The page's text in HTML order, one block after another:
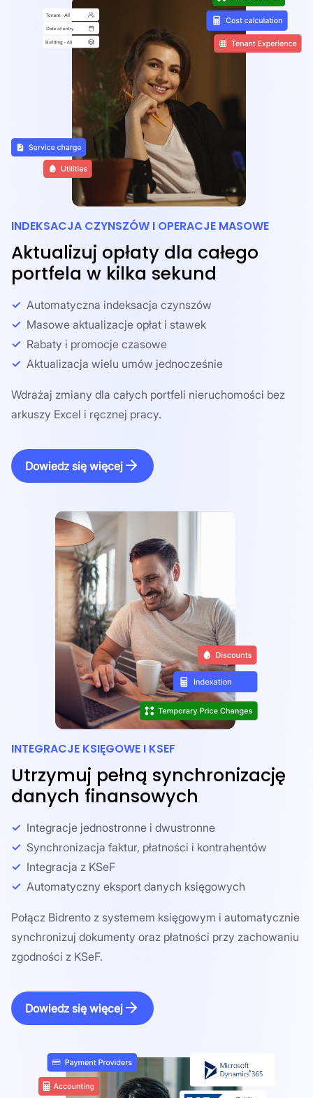
INDEKSACJA CZYNSZÓW I OPERACJE MASOWE
Aktualizuj opłaty dla całego
portfela w kilka sekund
Automatyczna indeksacja czynszów
Masowe aktualizacje opłat i stawek
Rabaty i promocje czasowe
Aktualizacja wielu umów jednocześnie
Wdrażaj zmiany dla całych portfeli nieruchomości bez
arkuszy Excel i ręcznej pracy.
Dowiedz się więcej
INTEGRACJE KSIĘGOWE I KSEF
Utrzymuj pełną synchronizację
danych finansowych
Integracje jednostronne i dwustronne
Synchronizacja faktur, płatności i kontrahentów
Integracja z KSeF
Automatyczny eksport danych księgowych
Połącz Bidrento z systemem księgowym i automatycznie
synchronizuj dokumenty oraz płatności przy zachowaniu
zgodności z KSeF.
Dowiedz się więcej